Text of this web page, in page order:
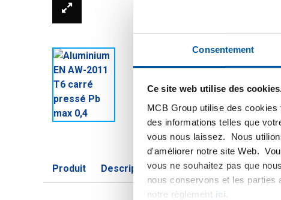
Consentement
Ce site web utilise des
MCB Group utilise des
des informations telles que
vous nous laissez. Nous
d'améliorer notre site Web.
vous ne souhaitez pas que
nous conservons et les parties
notre règlement ici
* La photo du produit n'est peut-être pas actualisée.
Produit Description du produit Liste de prix